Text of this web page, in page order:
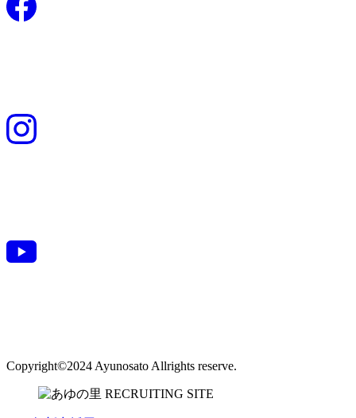
Copyright©2024 Ayunosato Allrights reserve.